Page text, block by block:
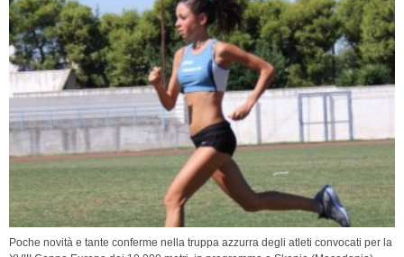
Poche novità e tante conferme nella truppa azzurra degli atleti convocati per la